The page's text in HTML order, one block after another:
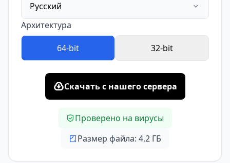
Русский
Архитектура
64-bit 32-bit
Скачать с нашего сервера
Проверено на вирусы
Размер файла: 4.2 ГБ